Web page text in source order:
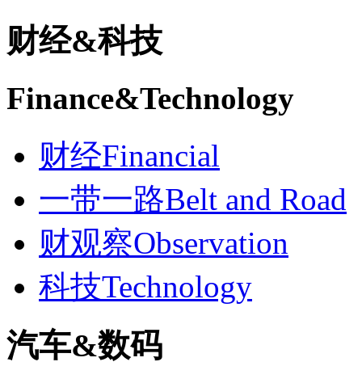
财经&科技
Finance&Technology
财经Financial
一带一路Belt and Road
财观察Observation
科技Technology
汽车&数码